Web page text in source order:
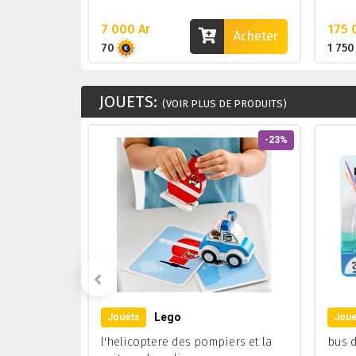
70
7 000 Ar Acheter
1 750
175
JOUETS: (VOIR PLUS DE PRODUITS)
-23%
Jouets Lego
l'helicoptere des pompiers et la
bus